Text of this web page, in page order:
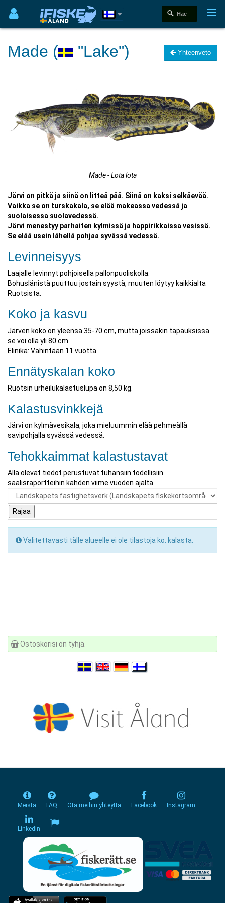
Made ( "Lake") Yhteenveto
Made - Lota lota
Järvi on pitkä ja siinä on litteä pää. Siinä on kaksi selkäevää.
Vaikka se on turskakala, se elää makeassa vedessä ja
suolaisessa suolavedessä.
Järvi menestyy parhaiten kylmissä ja happirikkaissa vesissä.
Se elää usein lähellä pohjaa syvässä vedessä.
Levinneisyys
Laajalle levinnyt pohjoisella pallonpuoliskolla.
Bohuslänistä puuttuu jostain syystä, muuten löytyy kaikkialta
Ruotsista.
Koko ja kasvu
Järven koko on yleensä 35-70 cm, mutta joissakin tapauksissa
se voi olla yli 80 cm.
Elinikä: Vähintään 11 vuotta.
Ennätyskalan koko
Ruotsin urheilukalastuslupa on 8,50 kg.
Kalastusvinkkejä
Järvi on kylmävesikala, joka mieluummin elää pehmeällä
savipohjalla syvässä vedessä.
Tehokkaimmat kalastustavat
Alla olevat tiedot perustuvat tuhansiin todellisiin
saalisraportteihin kahden viime vuoden ajalta.
Valitettavasti tälle alueelle ei ole tilastoja ko. kalasta.
Ostoskorisi on tyhjä.
Meistä FAQ Ota meihin yhteyttä Facebook Instagram
Linkedin